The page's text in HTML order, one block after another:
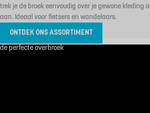
trek je de broek eenvoudig over je gewone kleding
aan. Ideaal voor fietsers en wandelaars.
ONTDEK ONS ASSORTIMENT
de perfecte overbroek